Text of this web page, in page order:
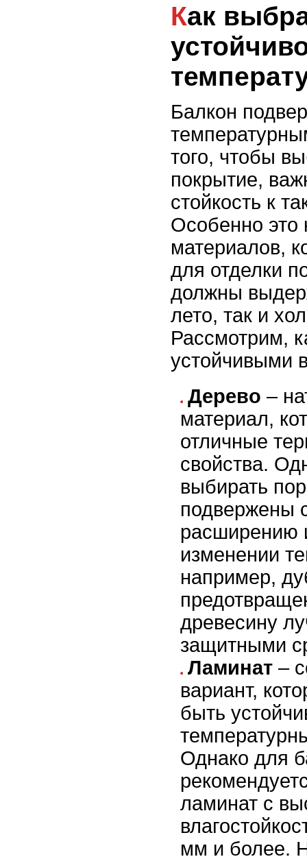
Как выбрать покрытие,
Балкон
того, чтобы
покрытие,
стойкость к
Особенно это
материалов,
для отделки
должны
лето, так и
Рассмотрим,
устойчивыми
Дерево –
материал,
отличные
свойства.
выбирать
подвержены
расширению
изменении
например,
древесину
защитными
Ламинат –
вариант,
быть
Однако для
ламинат с
мм и более.